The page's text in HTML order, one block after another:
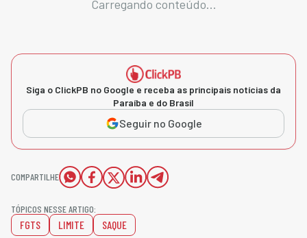
Carregando conteúdo...
Siga o ClickPB no Google e receba as principais notícias da
Paraíba e do Brasil
Seguir no Google
COMPARTILHE
TÓPICOS NESSE ARTIGO:
FGTS LIMITE SAQUE